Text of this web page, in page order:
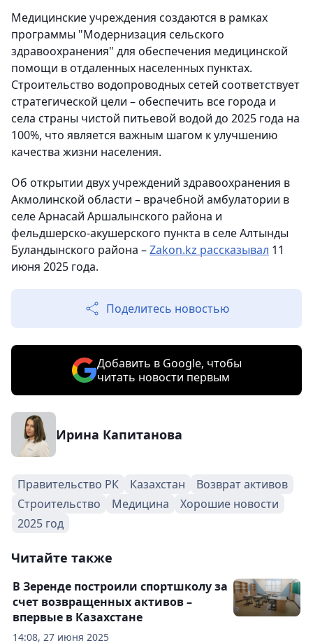
Медицинские учреждения создаются в рамках
программы "Модернизация сельского
здравоохранения" для обеспечения медицинской
помощи в отдаленных населенных пунктах.
Строительство водопроводных сетей соответствует
стратегической цели – обеспечить все города и
села страны чистой питьевой водой до 2025 года на
100%, что является важным шагом к улучшению
качества жизни населения.
Об открытии двух учреждений здравоохранения в
Акмолинской области – врачебной амбулатории в
селе Арнасай Аршалынского района и
фельдшерско-акушерского пункта в селе Алтынды
Буландынского района –Zakon.kz рассказывал 11
июня 2025 года.
Поделитесь новостью
Добавить в Google, чтобы
читать новости первым
Ирина Капитанова
Правительство РК Казахстан
Возврат активов
Строительство
Медицина
Хорошие новости
2025 год
Читайте также
14:08, 27 июня 2025
В Зеренде построили спортшколу за
счет возвращенных активов –
впервые в Казахстане